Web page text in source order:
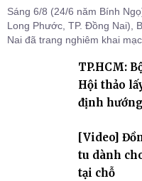
Sáng 6/8 (24/6 năm Bính
Long Phước, TP. Đồng Nai),
Nai đã trang nghiêm khai
chỗ khu vực VII, VIII và
TP.HCM:
Hội thảo
định
[Video]
tu dành
tại chỗ